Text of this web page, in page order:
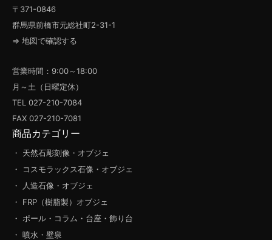
〒371-0846
群馬県前橋市元総社町2-31-1
⇒ 地図で確認する
営業時間：9:00～18:00
月～土（日曜定休）
TEL 027-210-7084
FAX 027-210-7081
商品カテゴリー
・ 天然石彫刻像・オブジェ
・ コスモラックス石像・オブジェ
・ 人造石像・オブジェ
・ FRP（樹脂製）オブジェ
・ ポール・コラム・台座・飾り台
・ 噴水・壁泉